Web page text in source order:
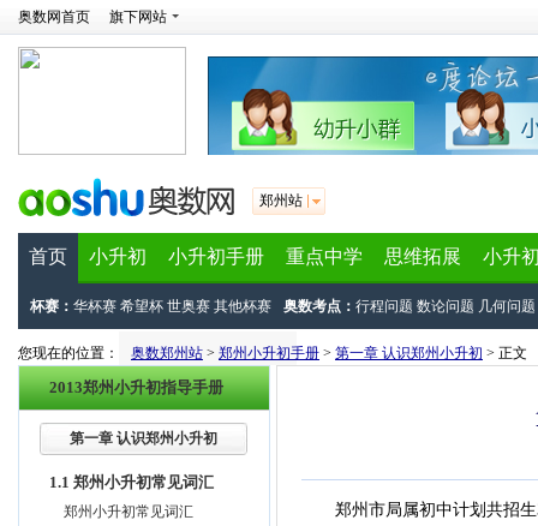
奥数网首页 旗下网站
郑州站
首页 小升初 小升初手册 重点中学 思维拓展 小升
杯赛： 华杯赛 希望杯 世奥赛 其他杯赛 奥数考点： 行程问题 数论问题 几何问题
您现在的位置： 奥数郑州站 > 郑州小升初手册 > 第一章 认识郑州小升初 > 正文
2013郑州小升初指导手册
第一章 认识郑州小升初
1.1 郑州小升初常见词汇
郑州小升初常见词汇
郑州市局属初中计划共招生